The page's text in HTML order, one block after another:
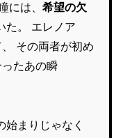
には、 希望の欠
た。 エレノア
その両者が初め
ったあの瞬
始まりじゃなく